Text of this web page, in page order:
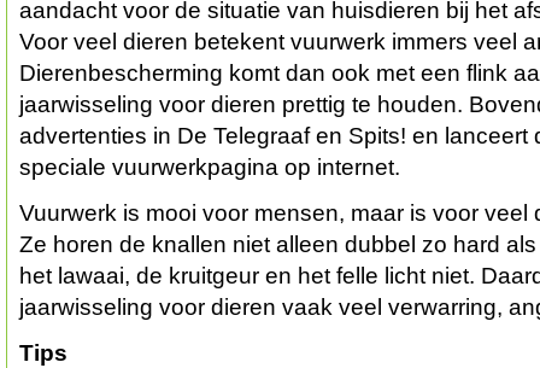
aandacht voor de situatie van huisdieren bij het
Voor veel dieren betekent vuurwerk immers veel
Dierenbescherming komt dan ook met een flink
jaarwisseling voor dieren prettig te houden.
advertenties in De Telegraaf en Spits! en lanceert
speciale vuurwerkpagina op internet.
Vuurwerk is mooi voor mensen, maar is voor veel
Ze horen de knallen niet alleen dubbel zo hard
het lawaai, de kruitgeur en het felle licht niet.
jaarwisseling voor dieren vaak veel verwarring,
Tips